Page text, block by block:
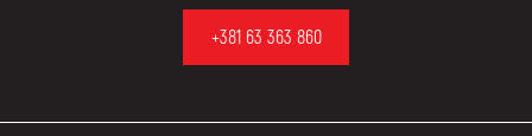
+381 63 363 860